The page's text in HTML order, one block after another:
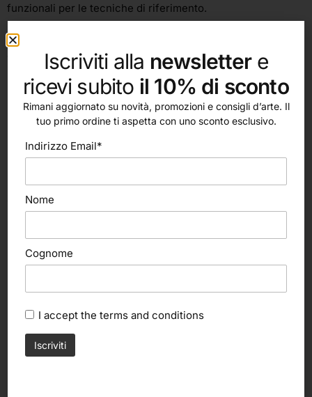
funzionali per le tecniche di riferimento.
8105 Campiture: Blister selezione campiture d’acquerello
con 2 pennelli serie 1415/8, 1108/20
altri nostri prodotti
Iscriviti alla newslettere
ricevi subito il 10% di sconto
Rimani aggiornato su novità, promozioni e consigli d’arte. Il
tuo primo ordine ti aspetta con uno sconto esclusivo.
Indirizzo Email*
Nome
Cognome
I accept the terms and conditions